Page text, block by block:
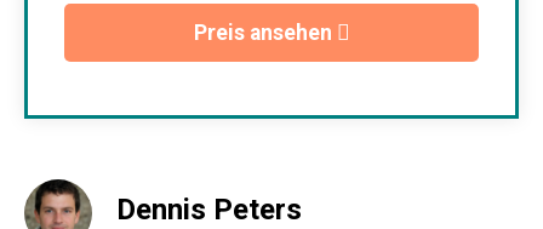
Preis ansehen
Dennis Peters